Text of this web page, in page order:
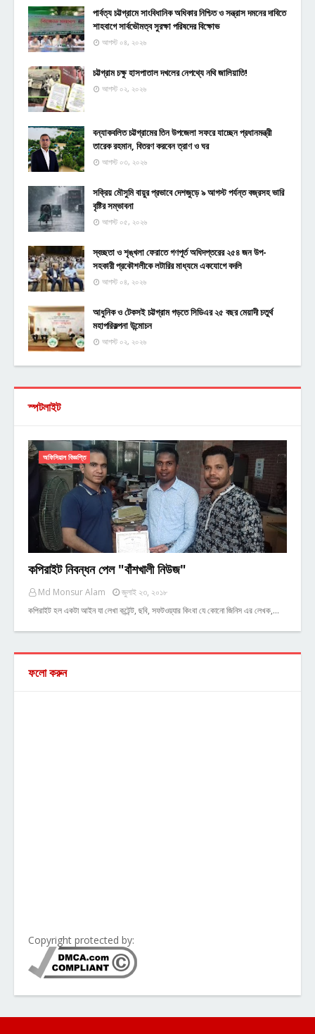
পার্বত্য চট্টগ্রামে সাংবিধানিক অধিকার নিশ্চিত ও সন্ত্রাস দমনের দাবিতে
শাহবাগে সার্বভৌমত্ব সুরক্ষা পরিষদের বিক্ষোভ
আগস্ট ০৪, ২০২৬
চট্টগ্রাম চক্ষু হাসপাতাল দখলের নেপথ্যে নথি জালিয়াতি!
আগস্ট ০২, ২০২৬
বন্যাকবলিত চট্টগ্রামের তিন উপজেলা সফরে যাচ্ছেন প্রধানমন্ত্রী
তারেক রহমান, বিতরণ করবেন ত্রাণ ও ঘর
আগস্ট ০৩, ২০২৬
সক্রিয় মৌসুমি বায়ুর প্রভাবে দেশজুড়ে ৯ আগস্ট পর্যন্ত বজ্রসহ ভারি
বৃষ্টির সম্ভাবনা
আগস্ট ০৫, ২০২৬
স্বচ্ছতা ও শৃঙ্খলা ফেরাতে গণপূর্ত অধিদপ্তরের ২৫৪ জন উপ-
সহকারী প্রকৌশলীকে লটারির মাধ্যমে একযোগে বদলি
আগস্ট ০৪, ২০২৬
আধুনিক ও টেকসই চট্টগ্রাম গড়তে সিডিএর ২৫ বছর মেয়াদী চতুর্থ
মহাপরিকল্পনা উন্মোচন
আগস্ট ০২, ২০২৬
স্পটলাইট
অফিসিয়াল বিজ্ঞপ্তি
কপিরাইট নিবন্ধন পেল "বাঁশখালী নিউজ"
Md Monsur Alam
জুলাই ২৩, ২০১৮
কপিরাইট হল একটা আইন যা লেখা কন্টেন্ট, ছবি, সফটওয়্যার কিংবা যে কোনো জিনিস এর লেখক,…
ফলো করুন
Copyright protected by: